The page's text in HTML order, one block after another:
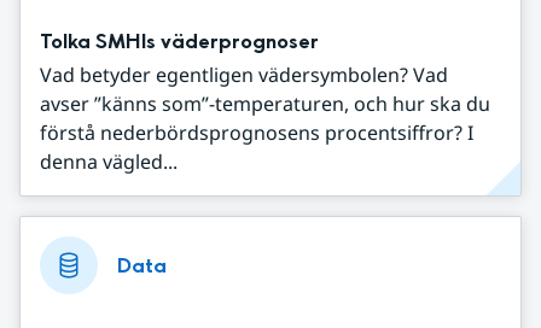
Tolka SMHIs väderprognoser
Vad betyder egentligen vädersymbolen? Vad
avser ”känns som”-temperaturen, och hur ska du
förstå nederbördsprognosens procentsiffror? I
denna vägled...
Data